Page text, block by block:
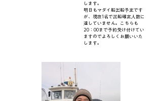
します。
明日もマダイ船出船予定です
が、現在1名で出船確定人数に
達していません。こちらも
20：00まで予約受け付けてい
ますのでよろしくお願いいた
します。